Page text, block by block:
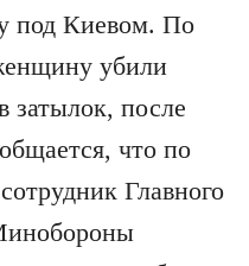
под Киевом. По
убили
затылок, после
что по
Главного